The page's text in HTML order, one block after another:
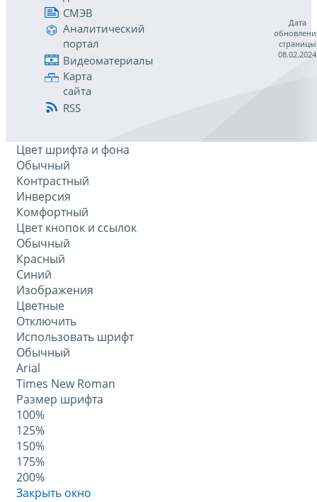
СМЭВ
Аналитический
портал
Видеоматериалы
Карта
сайта
RSS
Дата
страницы
08.02.2024
Цвет шрифта и фона
Обычный
Контрастный
Инверсия
Комфортный
Цвет кнопок и ссылок
Обычный
Красный
Синий
Изображения
Цветные
Отключить
Использовать шрифт
Обычный
Arial
Times New Roman
Размер шрифта
100%
125%
150%
175%
200%
Закрыть окно